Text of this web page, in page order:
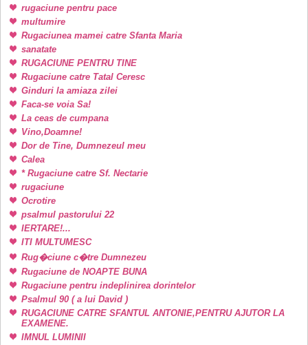
rugaciune pentru pace
multumire
Rugaciunea mamei catre Sfanta Maria
sanatate
RUGACIUNE PENTRU TINE
Rugaciune catre Tatal Ceresc
Ginduri la amiaza zilei
Faca-se voia Sa!
La ceas de cumpana
Vino,Doamne!
Dor de Tine, Dumnezeul meu
Calea
* Rugaciune catre Sf. Nectarie
rugaciune
Ocrotire
psalmul pastorului 22
IERTARE!...
ITI MULTUMESC
Rug�ciune c�tre Dumnezeu
Rugaciune de NOAPTE BUNA
Rugaciune pentru indeplinirea dorintelor
Psalmul 90 ( a lui David )
RUGACIUNE CATRE SFANTUL ANTONIE,PENTRU AJUTOR LA
EXAMENE.
IMNUL LUMINII